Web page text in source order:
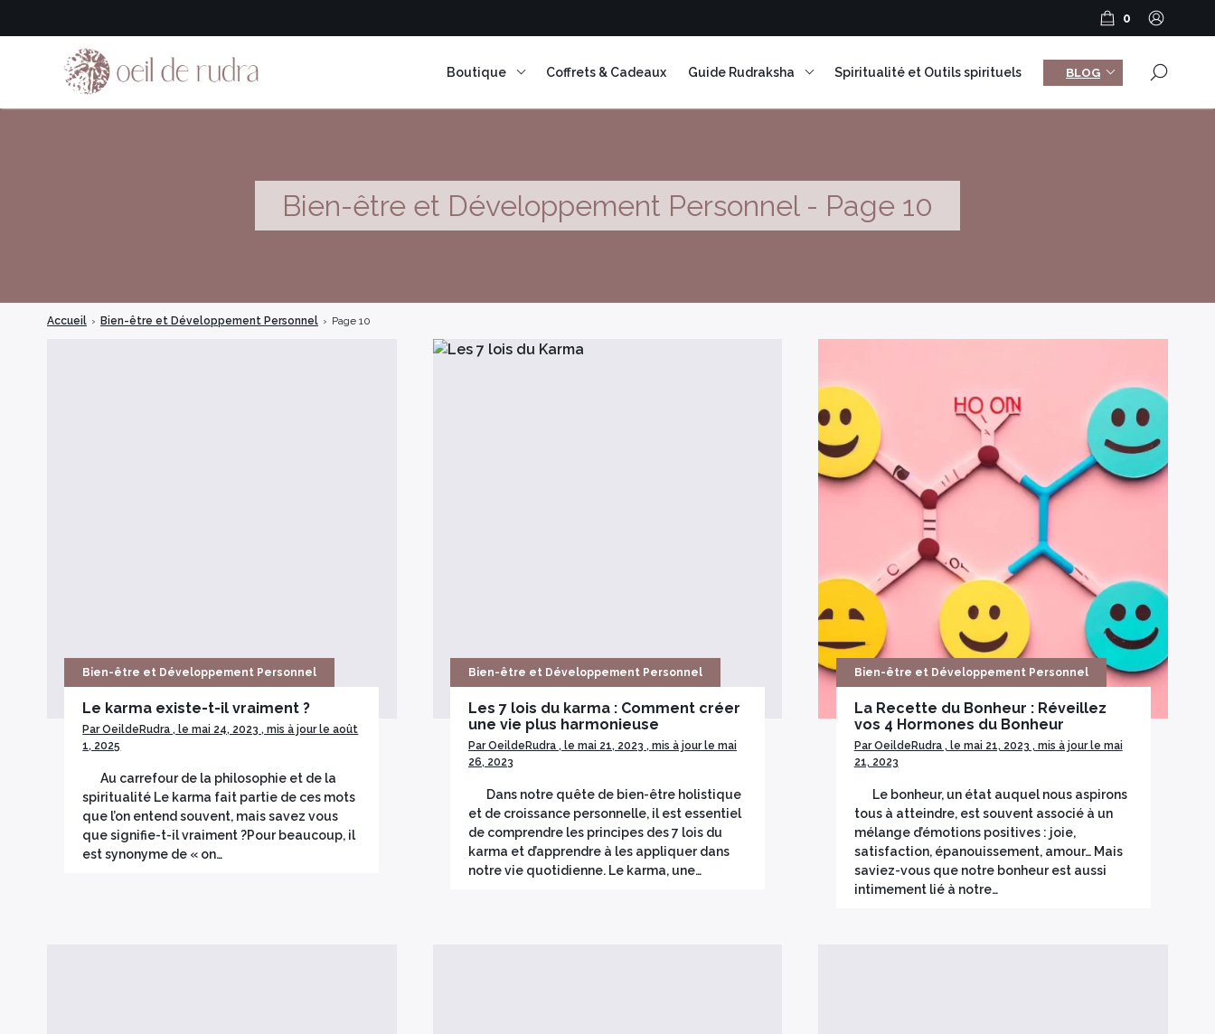
Bien-être et Développement Personnel - Page 10
Accueil › Bien-être et Développement Personnel › Page 10
Bien-être et Développement Personnel
Le karma existe-t-il vraiment ?
Par OeildeRudra , le mai 24, 2023 , mis à jour le août
1, 2025
Au carrefour de la philosophie et de la
spiritualité Le karma fait partie de ces mots
que l’on entend souvent, mais savez vous
que signifie-t-il vraiment ?Pour beaucoup, il
est synonyme de « on…
Bien-être et Développement Personnel
Les 7 lois du karma : Comment créer
une vie plus harmonieuse
Par OeildeRudra , le mai 21, 2023 , mis à jour le mai
26, 2023
Dans notre quête de bien-être holistique
et de croissance personnelle, il est essentiel
de comprendre les principes des 7 lois du
karma et d’apprendre à les appliquer dans
notre vie quotidienne. Le karma, une…
Bien-être et Développement Personnel
La Recette du Bonheur : Réveillez
vos 4 Hormones du Bonheur
Par OeildeRudra , le mai 21, 2023 , mis à jour le mai
21, 2023
Le bonheur, un état auquel nous aspirons
tous à atteindre, est souvent associé à un
mélange d’émotions positives : joie,
satisfaction, épanouissement, amour… Mais
saviez-vous que notre bonheur est aussi
intimement lié à notre…
0
Boutique Coffrets & Cadeaux Guide Rudraksha Spiritualité et Outils spirituels BLOG